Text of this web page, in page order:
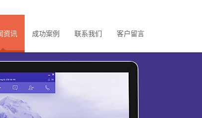
资讯 成功案例 联系我们 客户留言